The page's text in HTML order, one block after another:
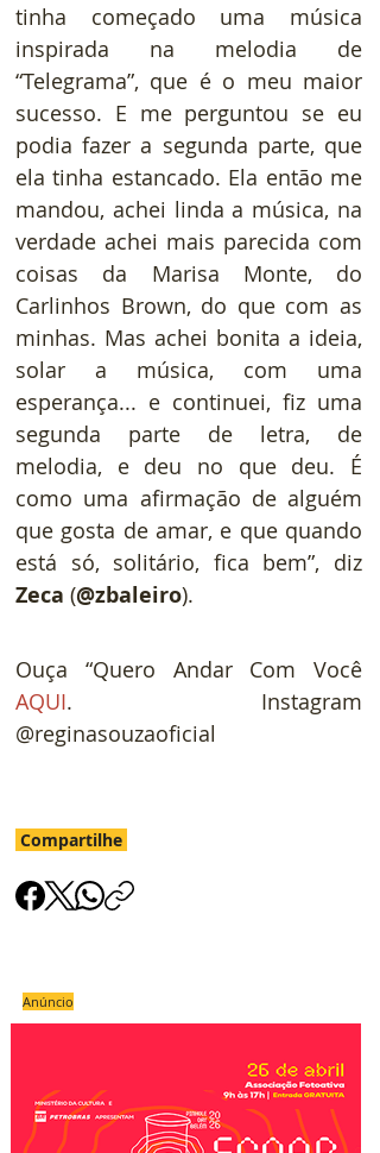
tinha começado uma música
inspirada na melodia de
“Telegrama”, que é o meu maior
sucesso. E me perguntou se eu
podia fazer a segunda parte, que
ela tinha estancado. Ela então me
mandou, achei linda a música, na
verdade achei mais parecida com
coisas da Marisa Monte, do
Carlinhos Brown, do que com as
minhas. Mas achei bonita a ideia,
solar a música, com uma
esperança... e continuei, fiz uma
segunda parte de letra, de
melodia, e deu no que deu. É
como uma afirmação de alguém
que gosta de amar, e que quando
Zeca (@zbaleiro).
AQUI. Instagram
@reginasouzaoficial
Compartilhe
Anúncio